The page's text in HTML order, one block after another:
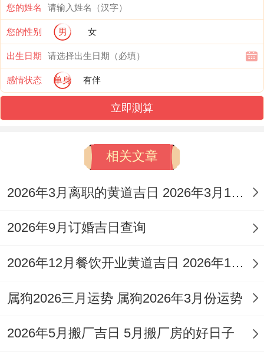
吉日！
此日宜沐浴、捕捉、入殓、除服、成服、破
土、启钻、安葬；忌祭祀、嫁娶、安床、开
市、入宅、探病、上梁，行事需谨慎！
2026年10月9日
农历八月廿九;星期五，值神天德,属于黄道
此日宜祭祀、解除、破屋、坏垣，余事勿
取；诸事不宜过多;保持容易位宜、以免节外
2026年10月10日
农历九月初一,星期六、值神白虎，但位吉
日！
您的姓名
您的性别 男 女
出生日期
感情状态 单身 有伴
立即测算
相关文章
2026年3月离职的黄道吉日 2026年3月16日黄道吉日离职
2026年9月订婚吉日查询
2026年12月餐饮开业黄道吉日 2026年12月饭店开业那天大吉
属狗2026三月运势 属狗2026年3月份运势
2026年5月搬厂吉日 5月搬厂房的好日子